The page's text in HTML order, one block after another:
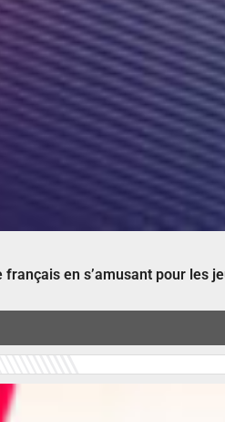
en s’amusant pour les